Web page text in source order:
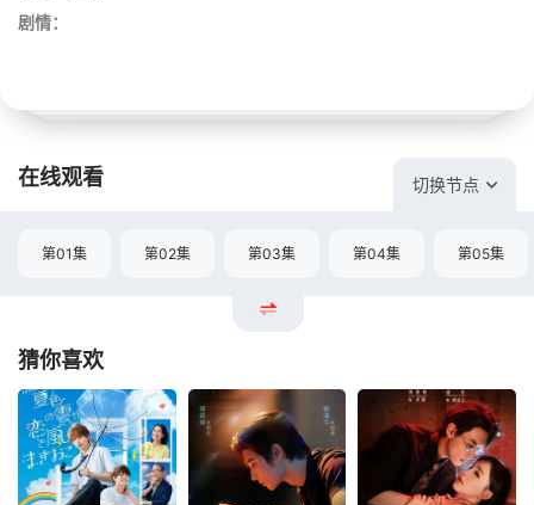
剧情：
在线观看 切换节点
第01集 第02集 第03集 第04集 第05集
猜你喜欢